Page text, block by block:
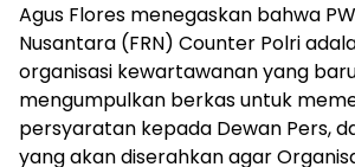
Agus Flores menegaskan bahwa
Nusantara (FRN) Counter Polri
organisasi kewartawanan yang
mengumpulkan berkas untuk
persyaratan kepada Dewan Pers,
yang akan diserahkan agar